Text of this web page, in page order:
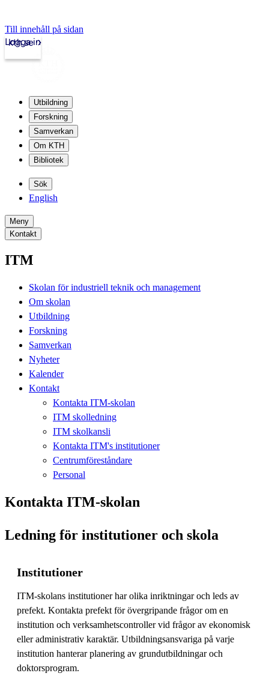
Till innehåll på sidan
kth.se
Logga in
Utbildning
Forskning
Samverkan
Om KTH
Bibliotek
Sök
English
Meny
Kontakt
ITM
Skolan för industriell teknik och management
Om skolan
Utbildning
Forskning
Samverkan
Nyheter
Kalender
Kontakt
Kontakta ITM-skolan
ITM skolledning
ITM skolkansli
Kontakta ITM's institutioner
Centrumföreståndare
Personal
Kontakta ITM-skolan
Ledning för institutioner och skola
Institutioner
ITM-skolans institutioner har olika inriktningar och leds av
prefekt. Kontakta prefekt för övergripande frågor om en
institution och verksamhetscontroller vid frågor av ekonomisk
eller administrativ karaktär. Utbildningsansvariga på varje
institution hanterar planering av grundutbildningar och
doktorsprogram.